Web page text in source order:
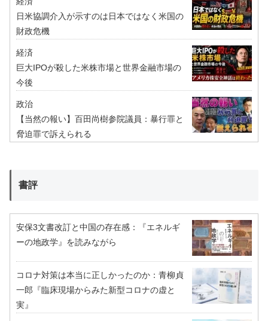
日米協調介入が示すのは日本ではなく米国の
財政危機
経済
巨大IPOが殺した米株市場と世界金融市場の
今後
政治
【当然の報い】百田尚樹参院議員：暴行罪と
脅迫罪で訴えられる
書評
安保3文書改訂と中国の存在感：『エネルギ
ーの地政学』を読みながら
コロナ対策は本当に正しかったのか：青柳貞
一郎『臨床現場からみた新型コロナの虚と
実』